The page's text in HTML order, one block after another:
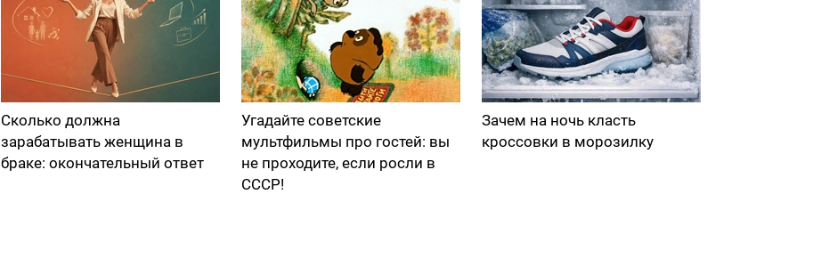
Сколько должна
зарабатывать женщина в
браке: окончательный ответ
Угадайте советские
мультфильмы про гостей: вы
не проходите, если росли в
СССР!
Зачем на ночь класть
кроссовки в морозилку